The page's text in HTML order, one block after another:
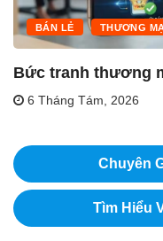
BÁN LẺ THƯƠNG
Bức tranh thương
6 Tháng Tám, 2026
Chuyên
Tìm Hiểu